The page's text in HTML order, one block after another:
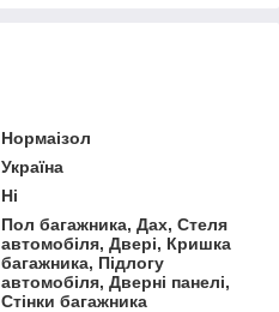
Нормаізол
Україна
Ні
Пол багажника, Дах, Стеля
автомобіля, Двері, Кришка
багажника, Підлогу
автомобіля, Дверні панелі,
Стінки багажника